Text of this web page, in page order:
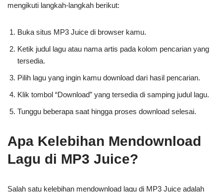
mengikuti langkah-langkah berikut:
Buka situs MP3 Juice di browser kamu.
Ketik judul lagu atau nama artis pada kolom pencarian yang
tersedia.
Pilih lagu yang ingin kamu download dari hasil pencarian.
Klik tombol “Download” yang tersedia di samping judul lagu.
Tunggu beberapa saat hingga proses download selesai.
Apa Kelebihan Mendownload
Lagu di MP3 Juice?
Salah satu kelebihan mendownload lagu di MP3 Juice adalah